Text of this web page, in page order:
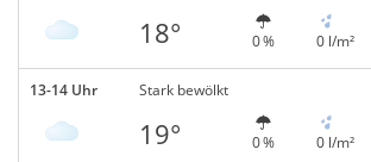
18° 0 % 0 l/m²
13-14 Uhr Stark bewölkt
19° 0 % 0 l/m²